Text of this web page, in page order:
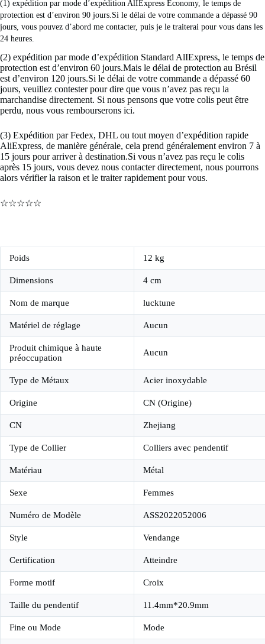
(1) expédition par mode d’expédition AlIExpress Economy, le temps de
protection est d’environ 90 jours.Si le délai de votre commande a dépassé 90
jours, vous pouvez d’abord me contacter, puis je le traiterai pour vous dans les
24 heures.
(2) expédition par mode d’expédition Standard AlIExpress, le temps de
protection est d’environ 60 jours.Mais le délai de protection au Brésil
est d’environ 120 jours.Si le délai de votre commande a dépassé 60
jours, veuillez contester pour dire que vous n’avez pas reçu la
marchandise directement. Si nous pensons que votre colis peut être
perdu, nous vous rembourserons ici.
(3) Expédition par Fedex, DHL ou tout moyen d’expédition rapide
AliExpress, de manière générale, cela prend généralement environ 7 à
15 jours pour arriver à destination.Si vous n’avez pas reçu le colis
après 15 jours, vous devez nous contacter directement, nous pourrons
alors vérifier la raison et le traiter rapidement pour vous.
☆☆☆☆☆
Poids 12 kg
Dimensions 4 cm
Nom de marque lucktune
Matériel de réglage Aucun
Produit chimique à haute
préoccupation
Aucun
Type de Métaux Acier inoxydable
Origine CN (Origine)
CN Zhejiang
Type de Collier Colliers avec pendentif
Matériau Métal
Sexe Femmes
Numéro de Modèle ASS2022052006
Style Vendange
Certification Atteindre
Forme motif Croix
Taille du pendentif 11.4mm*20.9mm
Fine ou Mode Mode